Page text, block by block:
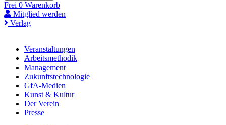
Frei 0 Warenkorb
Mitglied werden
Verlag
Veranstaltungen
Arbeitsmethodik
Management
Zukunftstechnologie
GfA-Medien
Kunst & Kultur
Der Verein
Presse